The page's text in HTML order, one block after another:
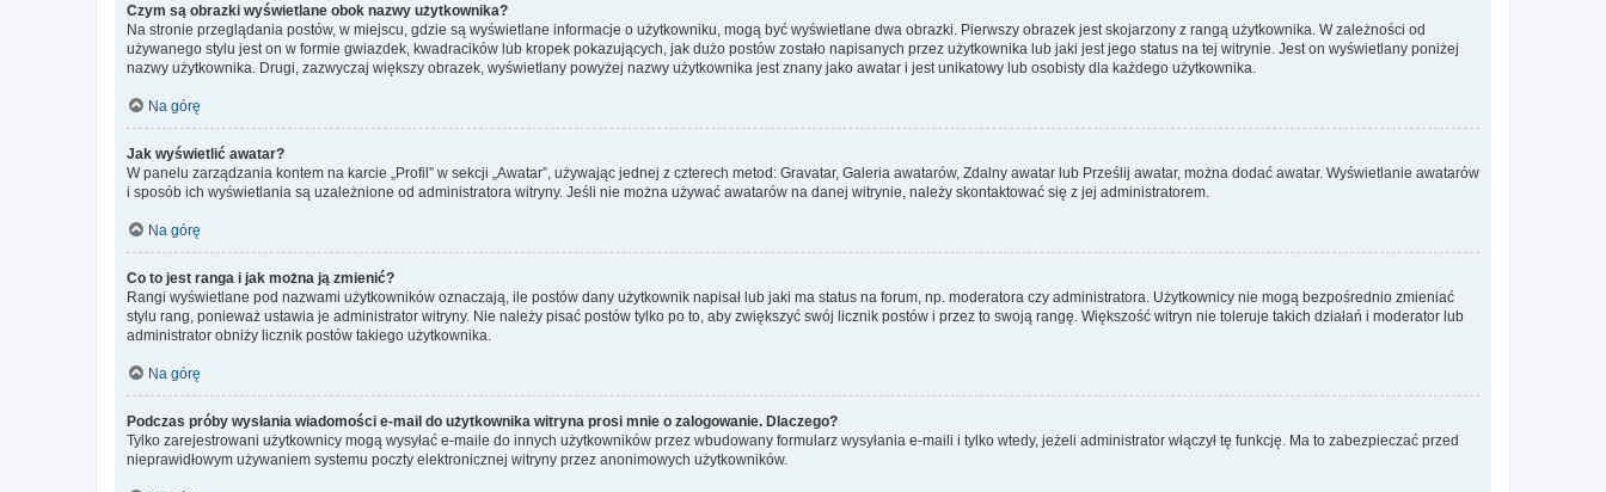
Czym są obrazki wyświetlane obok nazwy użytkownika?
Na stronie przeglądania postów, w miejscu, gdzie są wyświetlane informacje o użytkowniku, mogą być wyświetlane dwa obrazki. Pierwszy obrazek jest skojarzony z rangą użytkownika. W zależności od
używanego stylu jest on w formie gwiazdek, kwadracików lub kropek pokazujących, jak dużo postów zostało napisanych przez użytkownika lub jaki jest jego status na tej witrynie. Jest on wyświetlany poniżej
nazwy użytkownika. Drugi, zazwyczaj większy obrazek, wyświetlany powyżej nazwy użytkownika jest znany jako awatar i jest unikatowy lub osobisty dla każdego użytkownika.
Na górę
Jak wyświetlić awatar?
W panelu zarządzania kontem na karcie „Profil” w sekcji „Awatar”, używając jednej z czterech metod: Gravatar, Galeria awatarów, Zdalny awatar lub Prześlij awatar, można dodać awatar. Wyświetlanie awatarów
i sposób ich wyświetlania są uzależnione od administratora witryny. Jeśli nie można używać awatarów na danej witrynie, należy skontaktować się z jej administratorem.
Na górę
Co to jest ranga i jak można ją zmienić?
Rangi wyświetlane pod nazwami użytkowników oznaczają, ile postów dany użytkownik napisał lub jaki ma status na forum, np. moderatora czy administratora. Użytkownicy nie mogą bezpośrednio zmieniać
stylu rang, ponieważ ustawia je administrator witryny. Nie należy pisać postów tylko po to, aby zwiększyć swój licznik postów i przez to swoją rangę. Większość witryn nie toleruje takich działań i moderator lub
administrator obniży licznik postów takiego użytkownika.
Na górę
Podczas próby wysłania wiadomości e-mail do użytkownika witryna prosi mnie o zalogowanie. Dlaczego?
Tylko zarejestrowani użytkownicy mogą wysyłać e-maile do innych użytkowników przez wbudowany formularz wysyłania e-maili i tylko wtedy, jeżeli administrator włączył tę funkcję. Ma to zabezpieczać przed
nieprawidłowym używaniem systemu poczty elektronicznej witryny przez anonimowych użytkowników.